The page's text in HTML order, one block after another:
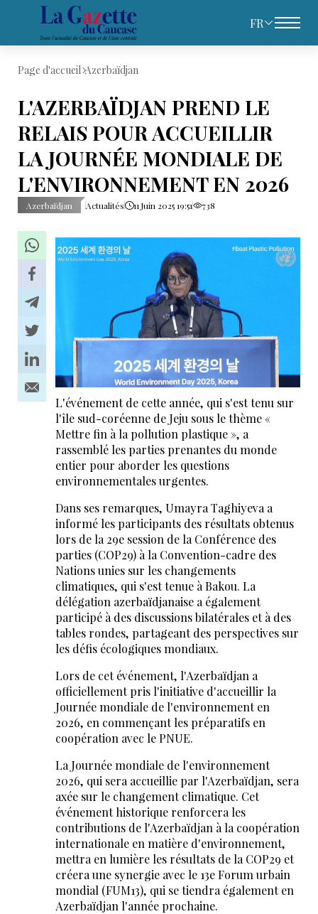
FR
Page d'accueil Azerbaïdjan
L'AZERBAÏDJAN PREND LE
RELAIS POUR ACCUEILLIR
LA JOURNÉE MONDIALE DE
L'ENVIRONNEMENT EN 2026
Azerbaïdjan Actualités 11 Juin 2025 19:51 738
L'événement de cette année, qui s'est tenu sur
l'île sud-coréenne de Jeju sous le thème «
Mettre fin à la pollution plastique », a
rassemblé les parties prenantes du monde
entier pour aborder les questions
environnementales urgentes.
Dans ses remarques, Umayra Taghiyeva a
informé les participants des résultats obtenus
lors de la 29e session de la Conférence des
parties (COP29) à la Convention-cadre des
Nations unies sur les changements
climatiques, qui s'est tenue à Bakou. La
délégation azerbaïdjanaise a également
participé à des discussions bilatérales et à des
tables rondes, partageant des perspectives sur
les défis écologiques mondiaux.
Lors de cet événement, l'Azerbaïdjan a
officiellement pris l'initiative d'accueillir la
Journée mondiale de l'environnement en
2026, en commençant les préparatifs en
coopération avec le PNUE.
La Journée mondiale de l'environnement
2026, qui sera accueillie par l'Azerbaïdjan, sera
axée sur le changement climatique. Cet
événement historique renforcera les
contributions de l'Azerbaïdjan à la coopération
internationale en matière d'environnement,
mettra en lumière les résultats de la COP29 et
créera une synergie avec le 13e Forum urbain
mondial (FUM13), qui se tiendra également en
Azerbaïdjan l'année prochaine.